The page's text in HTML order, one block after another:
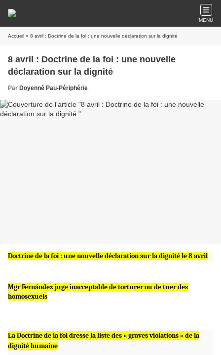
MENU
Accueil » 8 avril : Doctrine de la foi : une nouvelle déclaration sur la dignité
8 avril : Doctrine de la foi : une nouvelle
déclaration sur la dignité
Par Doyenné Pau-Périphérie
Doctrine de la foi : une nouvelle déclaration sur la dignité le 8 avril
Mgr Fernández juge inacceptable de torturer ou de tuer des
homosexuels
La Doctrine de la foi dresse la liste des « graves violations » de la
dignité humaine